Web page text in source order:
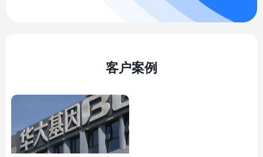
客户案例